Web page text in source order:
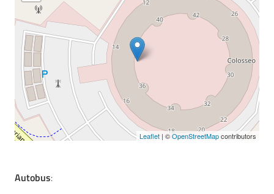
Seguici
su
Leaflet | ©OpenStreetMapcontributors
Autobus: